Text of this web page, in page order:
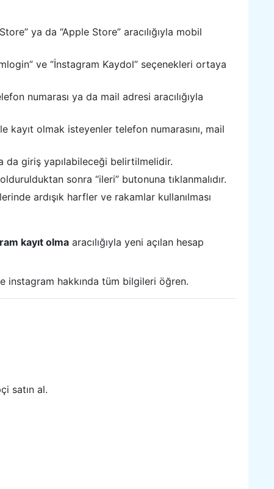
ya da “Apple Store” aracılığıyla mobil
ve “İnstagram Kaydol” seçenekleri ortaya
numarası ya da mail adresi aracılığıyla
kayıt olmak isteyenler telefon numarasını, mail
da giriş yapılabileceği belirtilmelidir.
sonra “ileri” butonuna tıklanmalıdır.
ardışık harfler ve rakamlar kullanılması
kayıt olma aracılığıyla yeni açılan hesap
instagram hakkında tüm bilgileri öğren.
satın al.